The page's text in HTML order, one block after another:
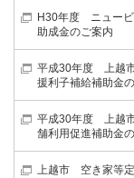
H30年度 ニュービ
助成金のご案内
平成30年度 上越
援利子補給補助金
平成30年度 上越
舗利用促進補助金
上越市 空き家等